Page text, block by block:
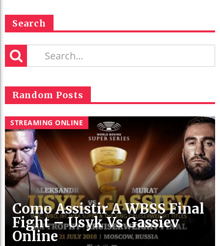
Search
Random Posts
STREAMING ONLINE
Como Assistir A WBSS Final
Fight – Usyk Vs Gassiev
Online